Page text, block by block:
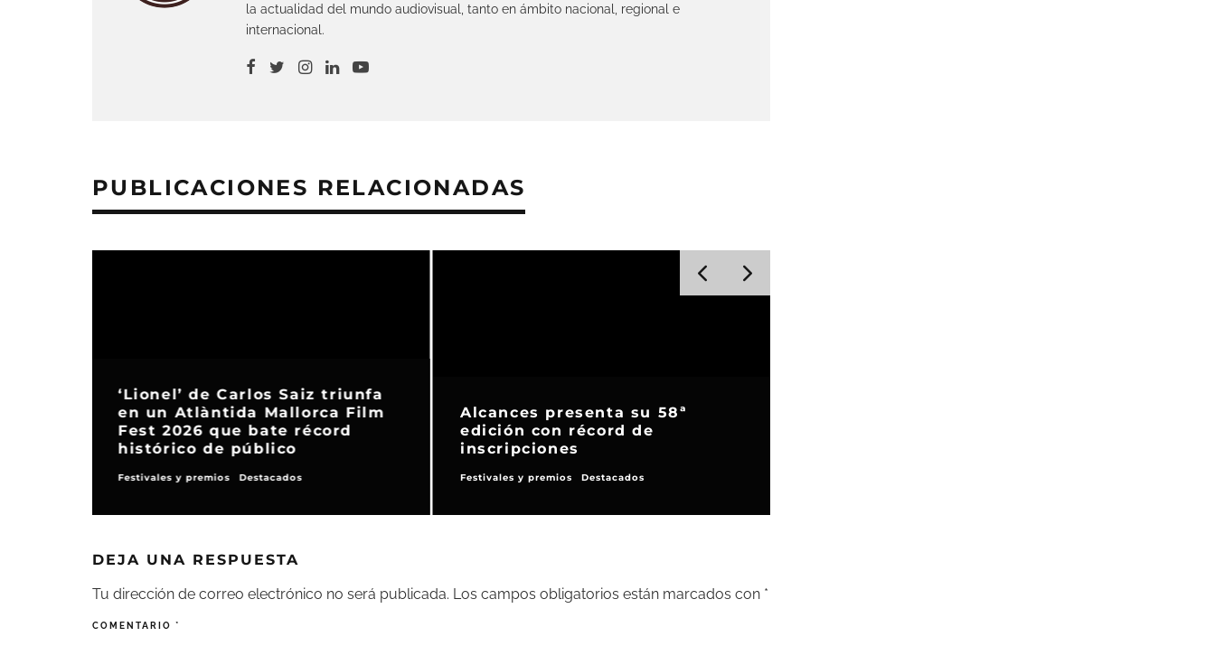
la actualidad del mundo audiovisual, tanto en ámbito nacional, regional e
internacional.
PUBLICACIONES RELACIONADAS
celebra su edición más
ambiciosa con Javier Bardem,
Rodrigo Sorogoyen y Alexandre
Desplat
Destacados Festivales y premios
Reconquista’ ha sido
seleccionado para participar en
el FICCBOG
Noticias
DEJA UNA RESPUESTA
Tu dirección de correo electrónico no será publicada. Los campos obligatorios están marcados con *
COMENTARIO *